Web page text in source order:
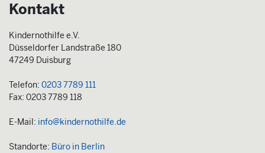
Kontakt
Kindernothilfe e.V.
Düsseldorfer Landstraße 180
47249 Duisburg
Telefon: 0203 7789 111
Fax: 0203 7789 118
E-Mail: info@kindernothilfe.de
Standorte: Büro in Berlin